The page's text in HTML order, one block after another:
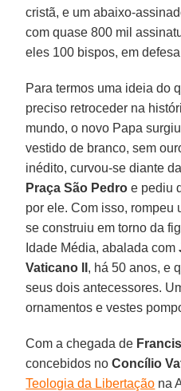
cristã, e um abaixo-
com quase 800 mil
eles 100 bispos, em
Para termos uma ideia do
preciso retroceder na
mundo, o novo Papa
vestido de branco, sem
inédito, curvou-se diante
Praça São Pedro e pediu
por ele. Com isso, rompeu
se construiu em torno da
Idade Média, abalada com
Vaticano II , há 50 anos, e
seus dois antecessores.
ornamentos e vestes
Com a chegada de
concebidos noConcílio
Teologia da Libertação na